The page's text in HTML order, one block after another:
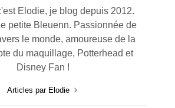
Elodie, je blog depuis 2012.
petite Bleuenn. Passionnée de
le monde, amoureuse de la
du maquillage, Potterhead et
Disney Fan !
Articles par Elodie